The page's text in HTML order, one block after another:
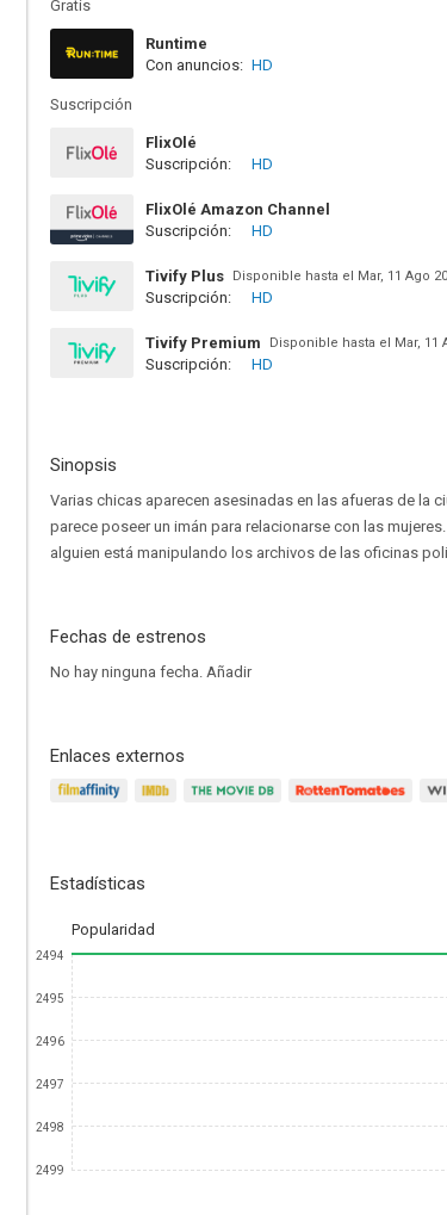
Gratis
Runtime
Con anuncios: HD
Suscripción
FlixOlé
Suscripción:
HD
FlixOlé Amazon Channel
Suscripción:
HD
Tivify Plus Disponible hasta el Mar, 11 Ago
Suscripción: HD
Tivify Premium Disponible hasta el Mar, 11
Suscripción: HD
Sinopsis
Varias chicas aparecen asesinadas en las afueras de la
parece poseer un imán para relacionarse con las
alguien está manipulando los archivos de las oficinas
Fechas de estrenos
No hay ninguna fecha. Añadir
Enlaces externos
Estadísticas
Popularidad
2494
2495
2496
2497
2498
2499